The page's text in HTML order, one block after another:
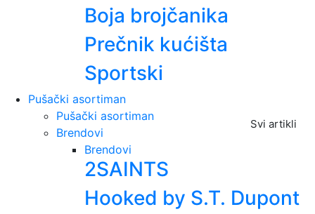
Boja brojčanika
Prečnik kućišta
Sportski
Pušački asortiman
Svi artikli
Pušački asortiman
Brendovi
Brendovi
2SAINTS
Hooked by S.T. Dupont